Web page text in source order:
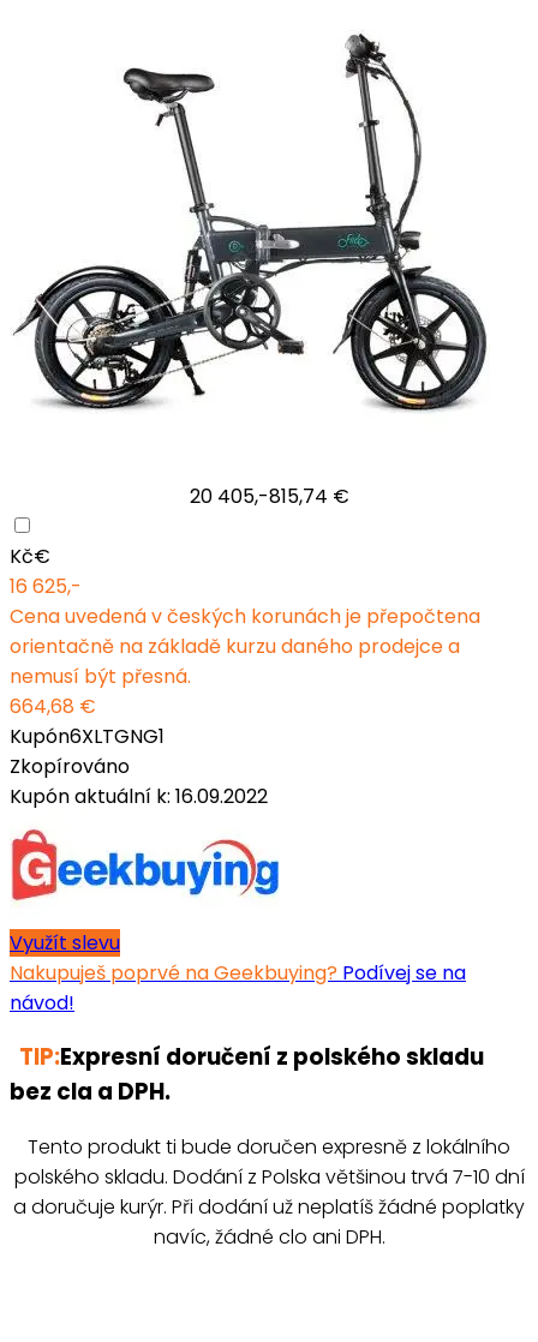
20 405,-815,74 €
Kč€
16 625,-
Cena uvedená v českých korunách je přepočtena
orientačně na základě kurzu daného prodejce a
nemusí být přesná.
664,68 €
Kupón6XLTGNG1
Zkopírováno
Kupón aktuální k: 16.09.2022
Využít slevu
Nakupuješ poprvé na Geekbuying? Podívej se na
návod!
TIP:Expresní doručení z polského skladu
bez cla a DPH.
Tento produkt ti bude doručen expresně z lokálního
polského skladu. Dodání z Polska většinou trvá 7-10 dní
a doručuje kurýr. Při dodání už neplatíš žádné poplatky
navíc, žádné clo ani DPH.